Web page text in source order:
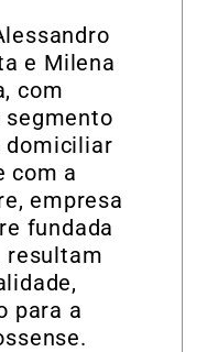
e Milena
com
segmento
domiciliar
com a
empresa
fundada
resultam
para a